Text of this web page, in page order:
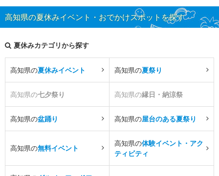
高知県の夏休みイベント・おでかけスポットを探す
夏休みカテゴリから探す
高知県の夏休みイベント 高知県の夏祭り
高知県の七夕祭り 高知県の縁日・納涼祭
高知県の盆踊り 高知県の屋台のある夏祭り
高知県の無料イベント
高知県の体験イベント・アク
ティビティ